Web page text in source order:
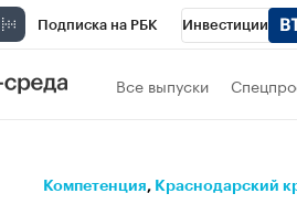
Подписка на РБК Инвестиции
Телеканал Все выпуски
Компетенция⁠, Краснодарский